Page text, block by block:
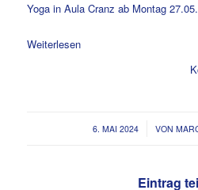
Yoga in Aula Cranz ab Montag
Weiterlesen
6. MAI 2024
/ VON
Eintrag